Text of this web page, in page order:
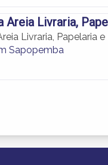
Areia Livraria,
Livraria, Papelaria e
Sapopemba